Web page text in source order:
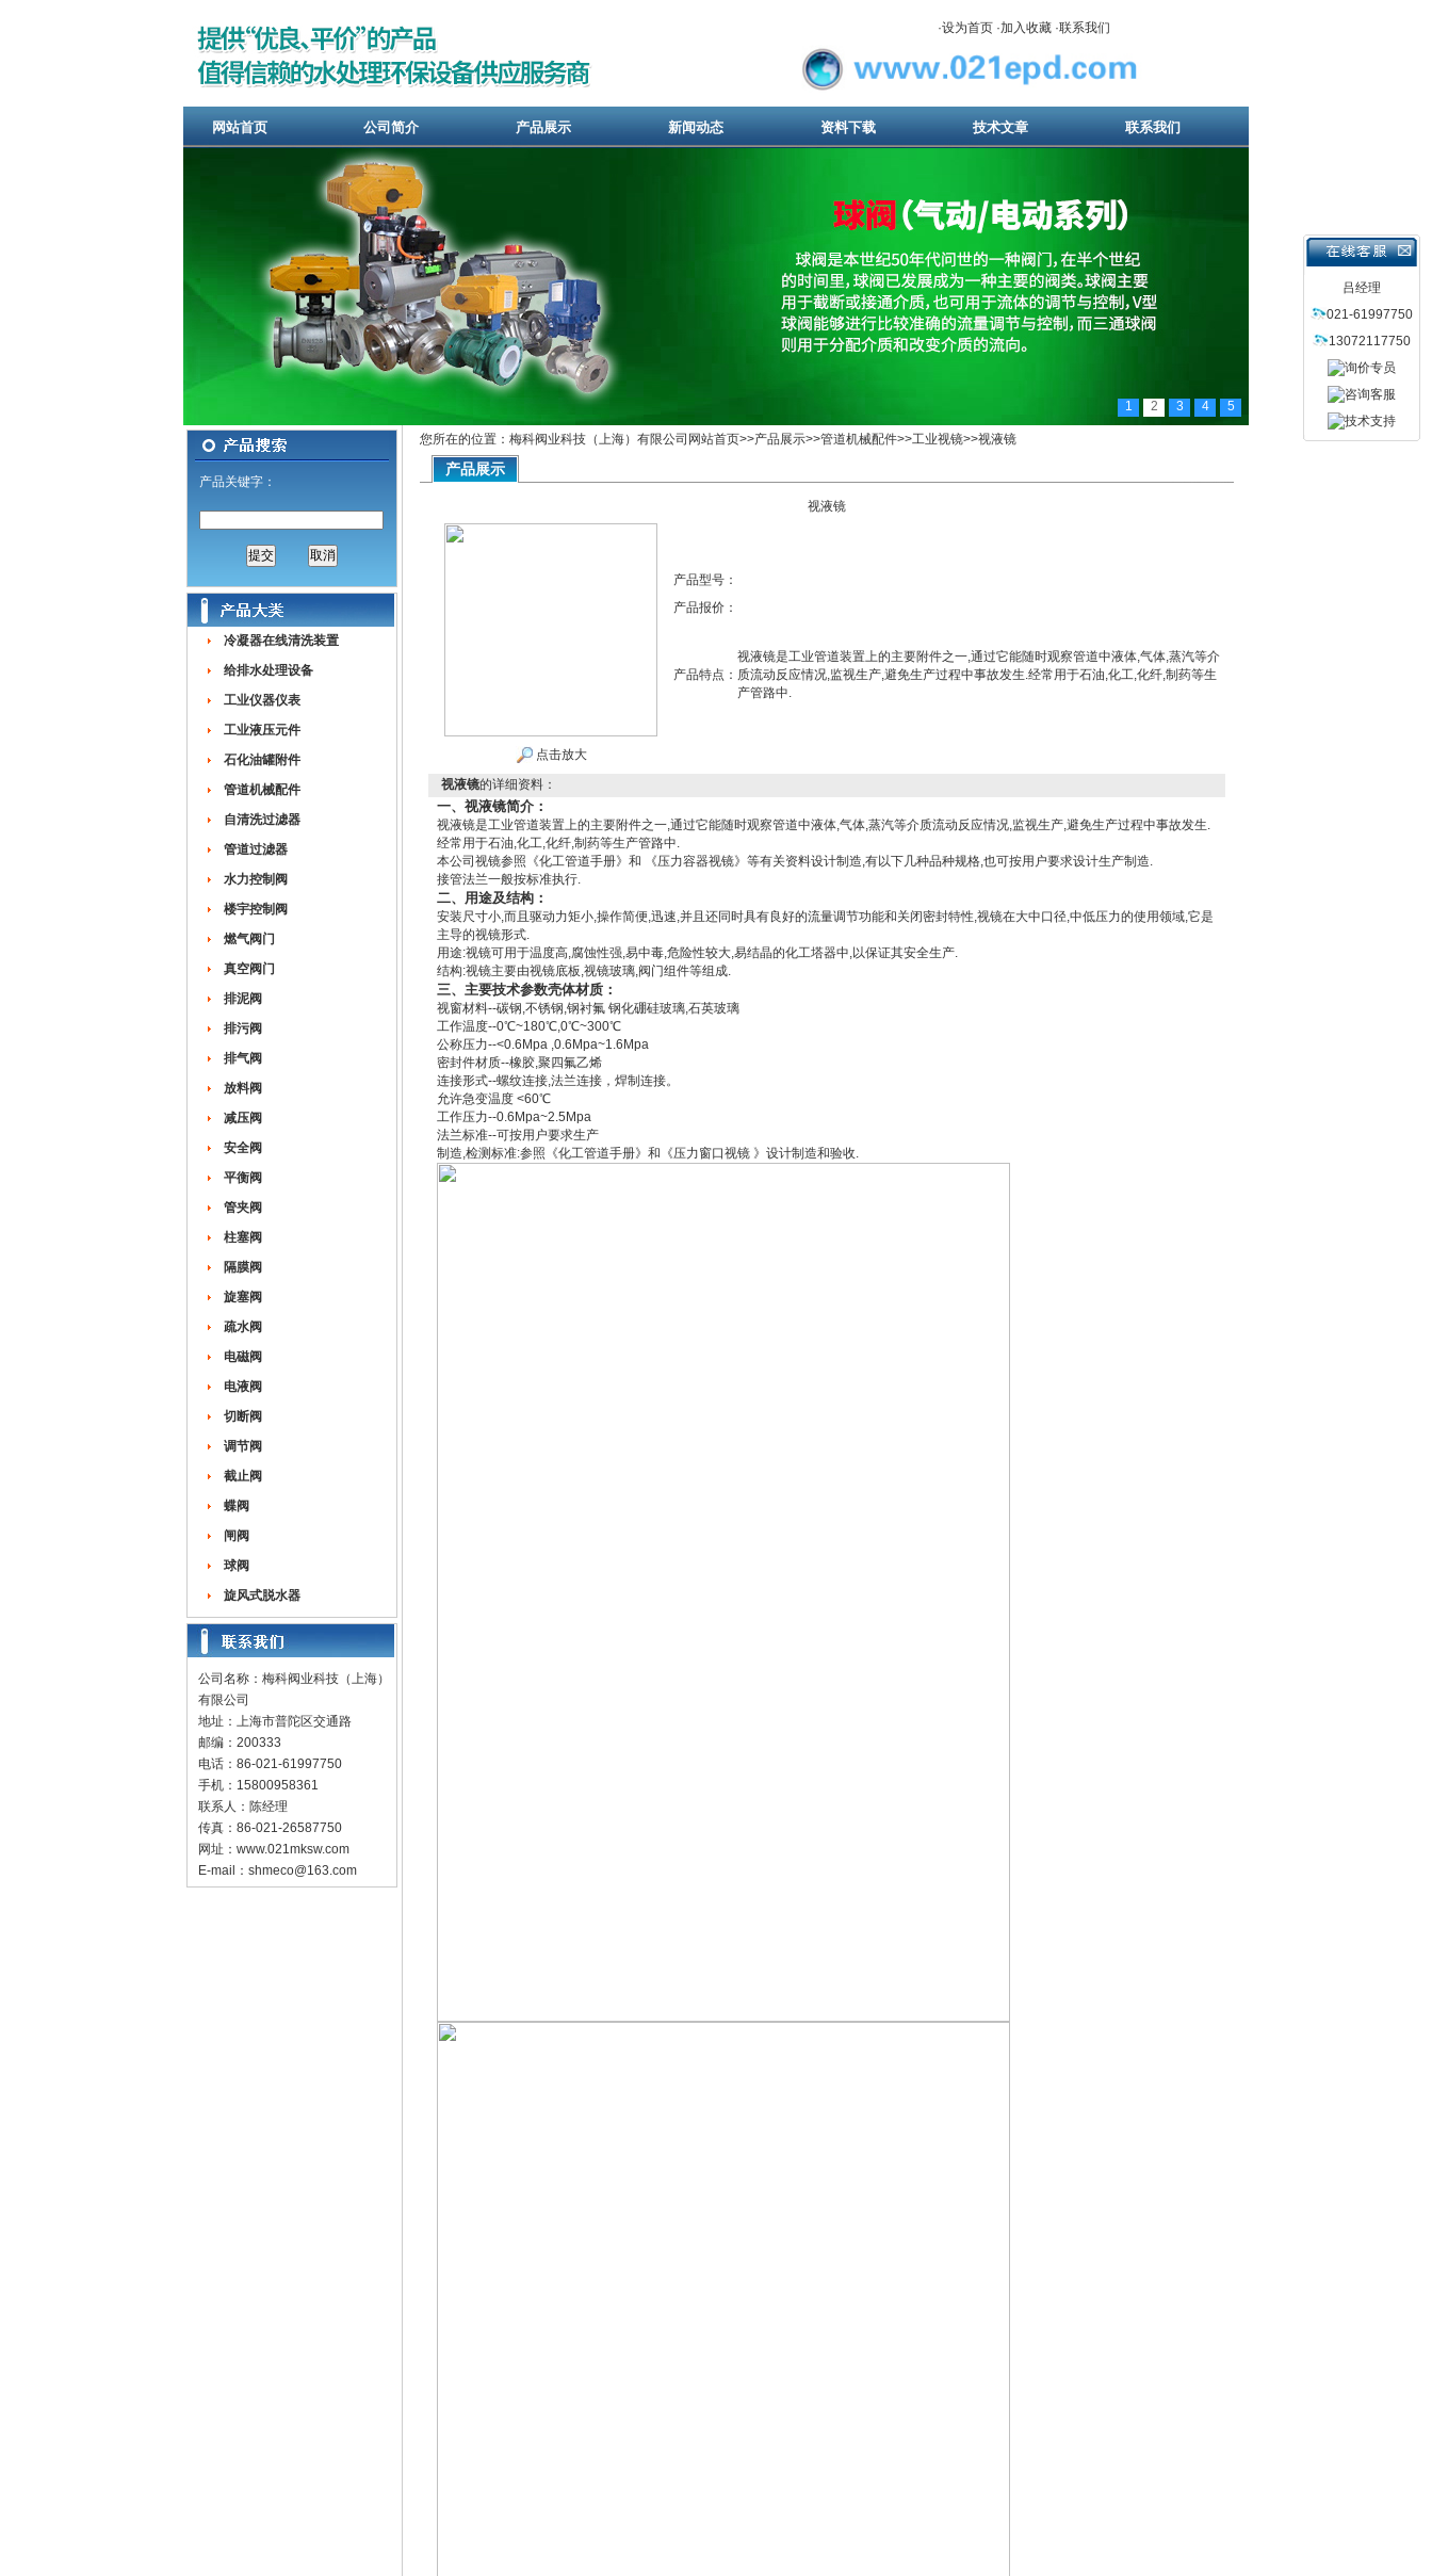
·设为首页 ·加入收藏 ·联系我们
网站首页 公司简介 产品展示 新闻动态 资料下载 技术文章 联系我们
1 2 3 4 5
吕经理
021-61997750
13072117750
产品关键字：
冷凝器在线清洗装置
给排水处理设备
工业仪器仪表
工业液压元件
石化油罐附件
管道机械配件
自清洗过滤器
管道过滤器
水力控制阀
楼宇控制阀
燃气阀门
真空阀门
排泥阀
排污阀
排气阀
放料阀
减压阀
安全阀
平衡阀
管夹阀
柱塞阀
隔膜阀
旋塞阀
疏水阀
电磁阀
电液阀
切断阀
调节阀
截止阀
蝶阀
闸阀
球阀
旋风式脱水器
公司名称：梅科阀业科技（上海）
有限公司
地址：上海市普陀区交通路
邮编：200333
电话：86-021-61997750
手机：15800958361
联系人：陈经理
传真：86-021-26587750
网址： www.021mksw.com
E-mail： shmeco@163.com
您所在的位置：梅科阀业科技（上海）有限公司网站首页>>产品展示>>管道机械配件>>工业视镜>>视液镜
产品展示
视液镜
点击放大
产品型号：
产品报价：
产品特点：
视液镜是工业管道装置上的主要附件之一,通过它能随时观察管道中液体,气体,蒸汽等介
质流动反应情况,监视生产,避免生产过程中事故发生.经常用于石油,化工,化纤,制药等生
产管路中.
视液镜的详细资料：
一、视液镜简介：
视液镜是工业管道装置上的主要附件之一,通过它能随时观察管道中液体,气体,蒸汽等介质流动反应情况,监视生产,避免生产过程中事故发生.
经常用于石油,化工,化纤,制药等生产管路中.
本公司视镜参照《化工管道手册》和 《压力容器视镜》等有关资料设计制造,有以下几种品种规格,也可按用户要求设计生产制造.
接管法兰一般按标准执行.
二、用途及结构：
安装尺寸小,而且驱动力矩小,操作简便,迅速,并且还同时具有良好的流量调节功能和关闭密封特性,视镜在大中口径,中低压力的使用领域,它是
主导的视镜形式.
用途:视镜可用于温度高,腐蚀性强,易中毒,危险性较大,易结晶的化工塔器中,以保证其安全生产.
结构:视镜主要由视镜底板,视镜玻璃,阀门组件等组成.
三、主要技术参数壳体材质：
视窗材料--碳钢,不锈钢,钢衬氟 钢化硼硅玻璃,石英玻璃
工作温度--0℃~180℃,0℃~300℃
公称压力--<0.6Mpa ,0.6Mpa~1.6Mpa
密封件材质--橡胶,聚四氟乙烯
连接形式--螺纹连接,法兰连接，焊制连接。
允许急变温度 <60℃
工作压力--0.6Mpa~2.5Mpa
法兰标准--可按用户要求生产
制造,检测标准:参照《化工管道手册》和《压力窗口视镜 》设计制造和验收.